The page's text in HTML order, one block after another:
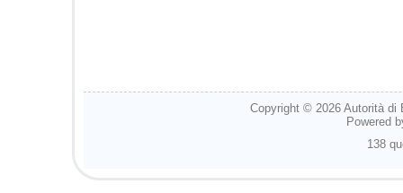
Copyright © 2026 Autorità di
Powered
138